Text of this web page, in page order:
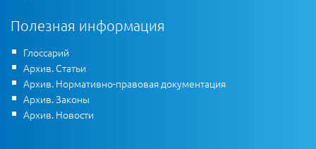
Полезная информация
Глоссарий
Архив. Статьи
Архив. Нормативно-правовая документация
Архив. Законы
Архив. Новости